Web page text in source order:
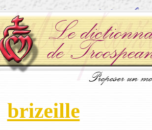
brizeille